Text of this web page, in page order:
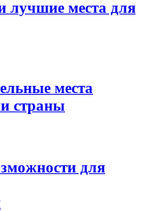
лучшие места для
места
страны
для